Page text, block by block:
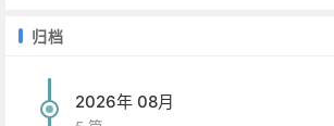
归档
2026年 08月